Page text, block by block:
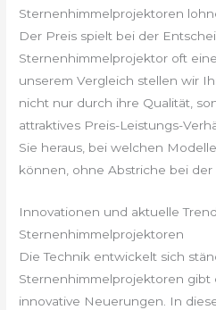
Sternenhimmelprojektoren
Der Preis spielt bei der
Sternenhimmelprojektor oft
unserem Vergleich stellen wir
nicht nur durch ihre Qualität,
attraktives Preis-Leistungs-
Sie heraus, bei welchen
können, ohne Abstriche bei der
Innovationen und aktuelle
Sternenhimmelprojektoren
Die Technik entwickelt sich
Sternenhimmelprojektoren gibt
innovative Neuerungen. In